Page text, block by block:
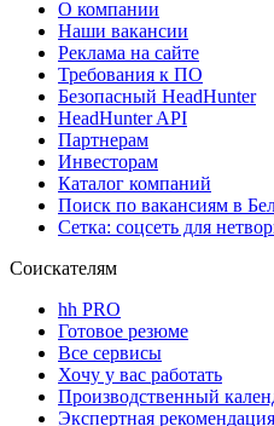
О компании
Наши вакансии
Реклама на сайте
Требования к ПО
Безопасный HeadHunter
HeadHunter API
Партнерам
Инвесторам
Каталог компаний
Поиск по вакансиям в
Сетка: соцсеть для
Соискателям
hh PRO
Готовое резюме
Все сервисы
Хочу у вас работать
Производственный
Экспертная рекомендация